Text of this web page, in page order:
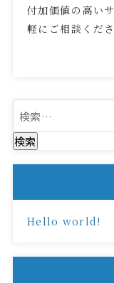
付加価値の高い
軽にご相談くださ
索:
Hello world!